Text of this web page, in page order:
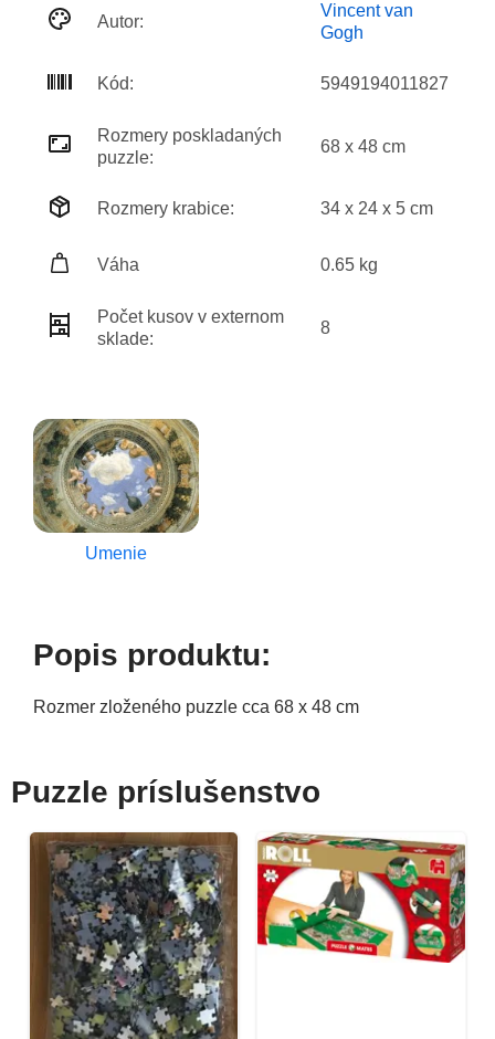
Autor:
Vincent van
Gogh
Kód: 5949194011827
Rozmery poskladaných
puzzle:
68 x 48 cm
Rozmery krabice: 34 x 24 x 5 cm
Váha 0.65 kg
Počet kusov v externom
sklade:
8
Umenie
Popis produktu:
Rozmer zloženého puzzle cca 68 x 48 cm
Puzzle príslušenstvo